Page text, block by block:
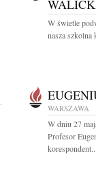
W świetle
nasza szkolna
WARSZAWA
W dniu 27
Profesor